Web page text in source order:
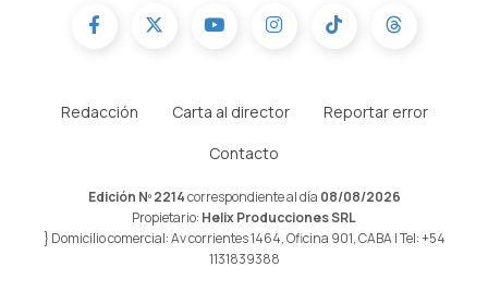
Redacción Carta al director
Reportar error
Contacto
Edición Nº 2214correspondiente al día 08/08/2026
Propietario: Helix Producciones SRL
} Domicilio comercial: Av corrientes 1464, Oficina 901, CABA | Tel: +54
1131839388